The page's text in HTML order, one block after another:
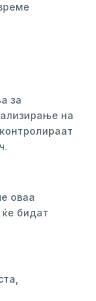
за
на
оваа
бидат